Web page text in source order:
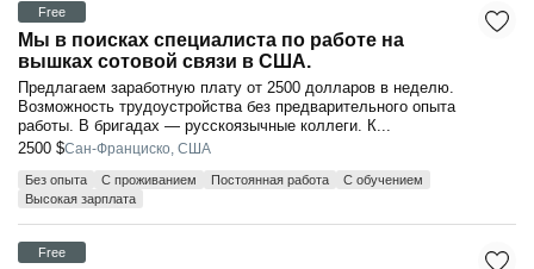
Free
Мы в поисках специалиста по работе на
вышках сотовой связи в США.
Предлагаем заработную плату от 2500 долларов в неделю.
Возможность трудоустройства без предварительного опыта
работы. В бригадах — русскоязычные коллеги. К...
2500 $Сан-Франциско, США
Без опыта С проживанием Постоянная работа
С обучением
Высокая зарплата
Free